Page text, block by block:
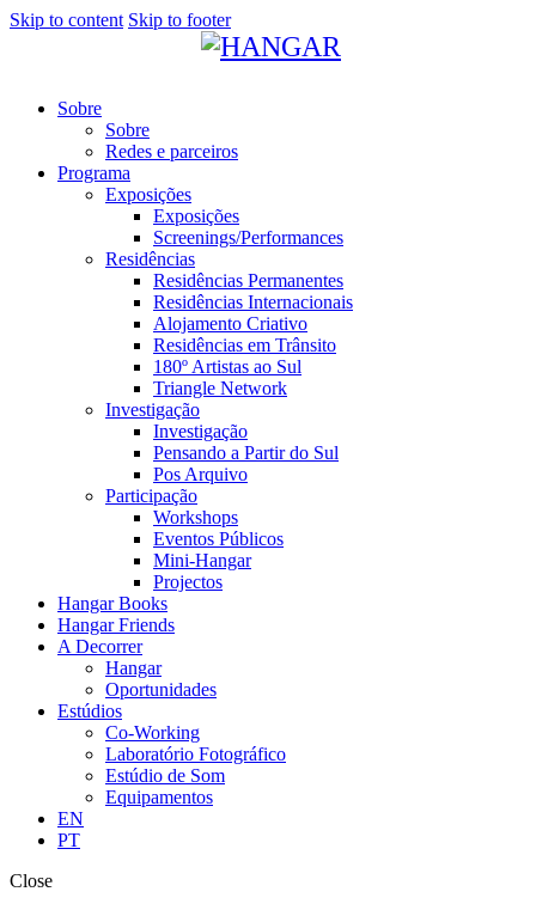
Skip to content Skip to footer
Sobre
Sobre
Redes e parceiros
Programa
Exposições
Exposições
Screenings/Performances
Residências
Residências Permanentes
Residências Internacionais
Alojamento Criativo
Residências em Trânsito
180º Artistas ao Sul
Triangle Network
Investigação
Investigação
Pensando a Partir do Sul
Pos Arquivo
Participação
Workshops
Eventos Públicos
Mini-Hangar
Projectos
Hangar Books
Hangar Friends
A Decorrer
Hangar
Oportunidades
Estúdios
Co-Working
Laboratório Fotográfico
Estúdio de Som
Equipamentos
EN
PT
Close